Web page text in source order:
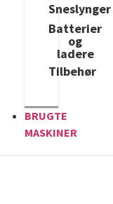
Sneslynger
Batterier
og
ladere
Tilbehør
BRUGTE
MASKINER